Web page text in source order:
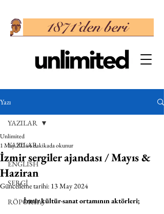
Yazı
YAZILAR
ENGLISH
SERGİ
RÖPORTAJ
YAZILAR
İzmir sergiler ajandası / Mayıs &
Haziran
Unlimited
1 May 20246 dakikada okunur
Güncelleme tarihi: 13 May 2024
İzmir kültür-sanat ortamının aktörleri;